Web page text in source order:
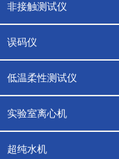
非接触测试仪
误码仪
低温柔性测试仪
实验室离心机
超纯水机